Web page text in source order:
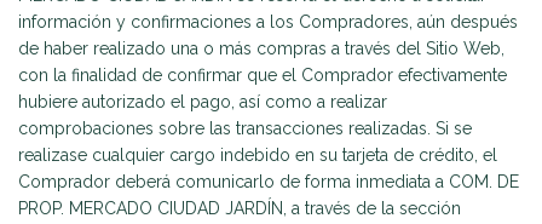
información y confirmaciones a los Compradores, aún después
de haber realizado una o más compras a través del Sitio Web,
con la finalidad de confirmar que el Comprador efectivamente
hubiere autorizado el pago, así como a realizar
comprobaciones sobre las transacciones realizadas. Si se
realizase cualquier cargo indebido en su tarjeta de crédito, el
Comprador deberá comunicarlo de forma inmediata a COM. DE
PROP. MERCADO CIUDAD JARDÍN, a través de la sección